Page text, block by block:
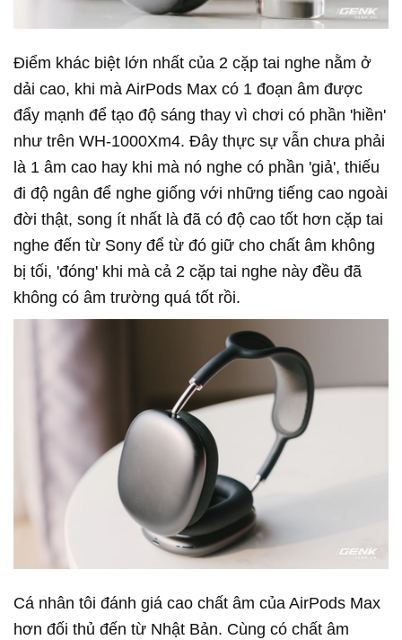
Điểm khác biệt lớn nhất của 2 cặp tai nghe nằm ở
dải cao, khi mà AirPods Max có 1 đoạn âm được
đẩy mạnh để tạo độ sáng thay vì chơi có phần 'hiền'
như trên WH-1000Xm4. Đây thực sự vẫn chưa phải
là 1 âm cao hay khi mà nó nghe có phần 'giả', thiếu
đi độ ngân để nghe giống với những tiếng cao ngoài
đời thật, song ít nhất là đã có độ cao tốt hơn cặp tai
nghe đến từ Sony để từ đó giữ cho chất âm không
bị tối, 'đóng' khi mà cả 2 cặp tai nghe này đều đã
không có âm trường quá tốt rồi.
Cá nhân tôi đánh giá cao chất âm của AirPods Max
hơn đối thủ đến từ Nhật Bản. Cùng có chất âm